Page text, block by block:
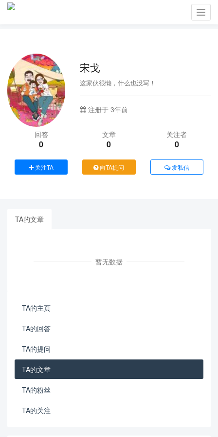
宋戈
这家伙很懒，什么也没写！
注册于 3年前
回答
0
文章
0
关注者
0
关注TA 向TA提问 发私信
TA的文章
暂无数据
TA的主页
TA的回答
TA的提问
TA的文章
TA的粉丝
TA的关注